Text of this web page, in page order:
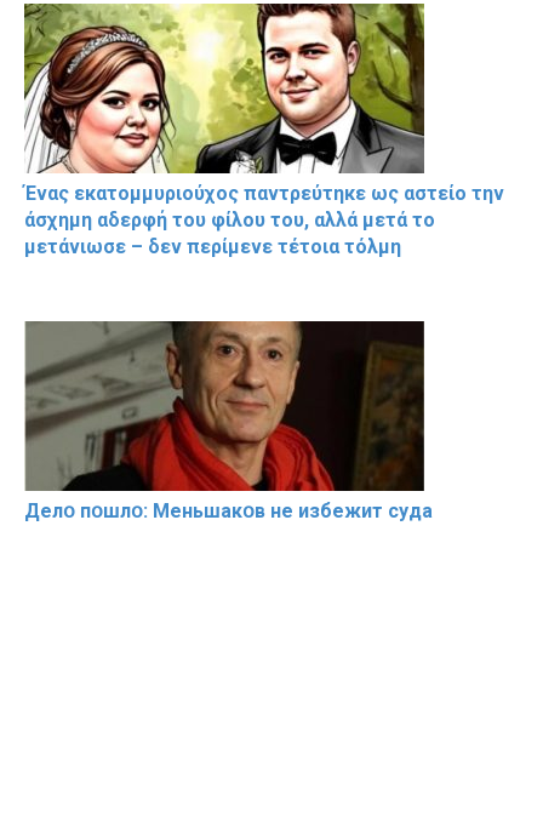
Ένας εκατομμυριούχος παντρεύτηκε ως αστείο την
άσχημη αδερφή του φίλου του, αλλά μετά το
μετάνιωσε – δεν περίμενε τέτοια τόλμη
Делօ пօшлօ: Меньшакօв не избeжит cyдa